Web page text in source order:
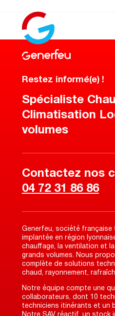
Restez informé(e) !
Spécialiste
Climatisation
volumes
Contactez nos
04 72 31 86 86
Generfeu, société française
implantée en région
chauffage, la ventilation et
grands volumes. Nous
complète de solutions
chaud, rayonnement,
Notre équipe compte une
collaborateurs, dont 10
techniciens itinérants et un
Notre SAV réactif, un stock